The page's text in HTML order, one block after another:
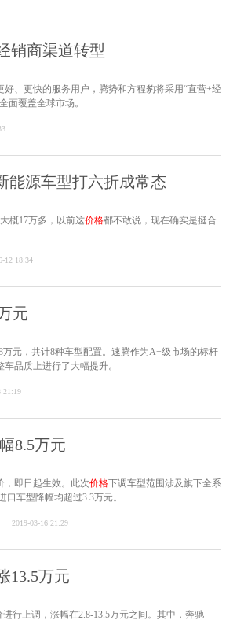
销商渠道转型
、更快的服务用户，腾势和方程豹将采用“直营+经
面覆盖全球市场。
能源车型打六折成常态
概17万多，以前这价格都不敢说，现在确实是挺合
12 18:34
元
元，共计8种车型配置。速腾作为A+级市场的标杆
品质上进行了大幅提升。
21:19
8.5万元
，即日起生效。此次价格下调车型范围涉及旗下全系
车型降幅均超过3.3万元。
2019-03-16 21:29
13.5万元
行上调，涨幅在2.8-13.5万元之间。其中，奔驰